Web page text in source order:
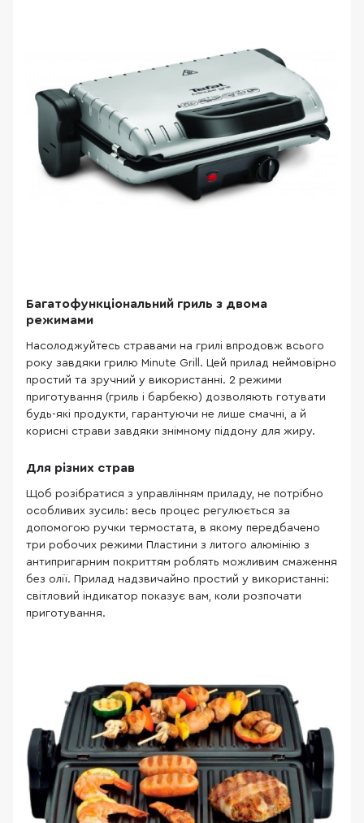
Багатофункціональний гриль з двома
режимами
Насолоджуйтесь стравами на грилі впродовж всього
року завдяки грилю Minute Grill. Цей прилад неймовірно
простий та зручний у використанні. 2 режими
приготування (гриль і барбекю) дозволяють готувати
будь-які продукти, гарантуючи не лише смачні, а й
корисні страви завдяки знімному піддону для жиру.
Для різних страв
Щоб розібратися з управлінням приладу, не потрібно
особливих зусиль: весь процес регулюється за
допомогою ручки термостата, в якому передбачено
три робочих режими Пластини з литого алюмінію з
антипригарним покриттям роблять можливим смаження
без олії. Прилад надзвичайно простий у використанні:
світловий індикатор показує вам, коли розпочати
приготування.